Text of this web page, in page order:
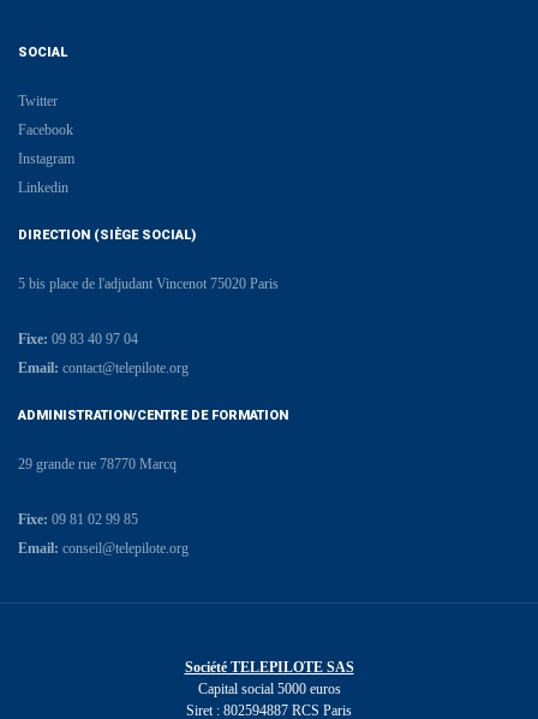
SOCIAL
Twitter
Facebook
Instagram
Linkedin
DIRECTION (SIÈGE SOCIAL)
5 bis place de l'adjudant Vincenot 75020 Paris
Fixe: 09 83 40 97 04
Email: contact@telepilote.org
ADMINISTRATION/CENTRE DE FORMATION
29 grande rue 78770 Marcq
Fixe: 09 81 02 99 85
Email: conseil@telepilote.org
Société TELEPILOTE SAS
Capital social 5000 euros
Siret : 802594887 RCS Paris